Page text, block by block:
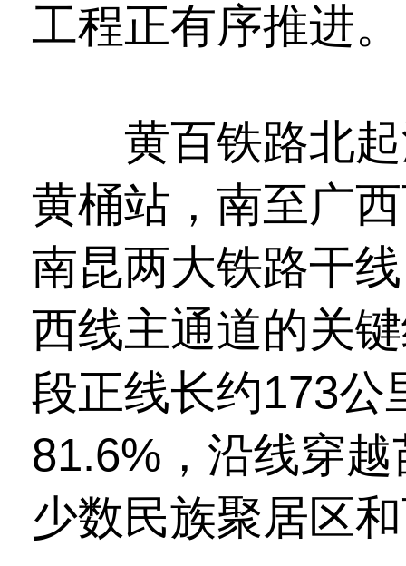
工程正有序推进。
黄百铁路北起
黄桶站，南至广
南昆两大铁路干
西线主通道的关
段正线长约173公
81.6%，沿线穿
少数民族聚居区